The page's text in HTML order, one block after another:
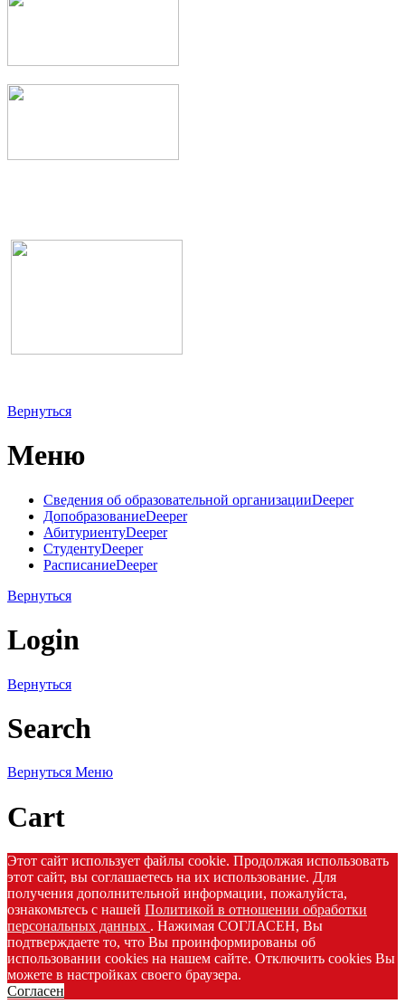
Вернуться
Меню
Сведения об образовательной организацииDeeper
ДопобразованиеDeeper
АбитуриентуDeeper
СтудентуDeeper
РасписаниеDeeper
Вернуться
Login
Вернуться
Search
Вернуться Меню
Cart
Этот сайт использует файлы cookie. Продолжая использовать
этот сайт, вы соглашаетесь на их использование. Для
получения дополнительной информации, пожалуйста,
ознакомьтесь с нашей Политикой в отношении обработки
персональных данных . Нажимая СОГЛАСЕН, Вы
подтверждаете то, что Вы проинформированы об
использовании cookies на нашем сайте. Отключить cookies Вы
можете в настройках своего браузера.
Согласен